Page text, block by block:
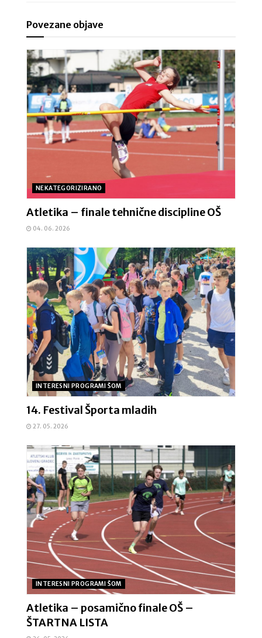
Povezane objave
NEKATEGORIZIRANO
Atletika – finale tehnične discipline OŠ
04. 06. 2026
INTERESNI PROGRAMI ŠOM
14. Festival Športa mladih
27. 05. 2026
INTERESNI PROGRAMI ŠOM
Atletika – posamično finale OŠ –
ŠTARTNA LISTA